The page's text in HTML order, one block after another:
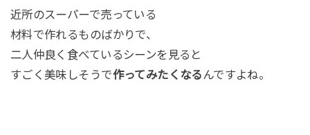
近所のスーパーで売っている
材料で作れるものばかりで、
二人仲良く食べているシーンを見ると
すごく美味しそうで作ってみたくなる んですよね。